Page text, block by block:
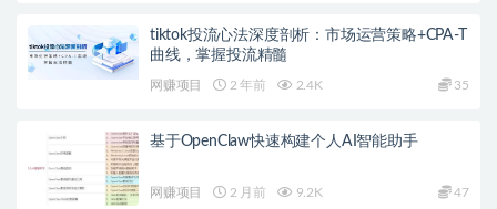
tiktok投流心法深度剖析：市场运营策略+CPA-T
曲线，掌握投流精髓
网赚项目 2 年前 2.4K 35
基于OpenClaw快速构建个人AI智能助手
网赚项目 2 月前 9.2K 47